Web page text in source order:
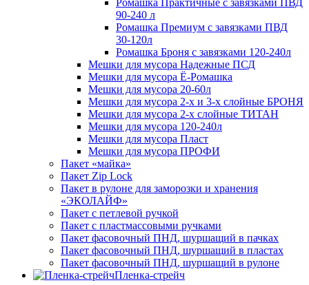
Ромашка Практичные с завязками ПВД
90-240 л
Ромашка Премиум с завязками ПВД
30-120л
Ромашка Броня с завязками 120-240л
Мешки для мусора Надежные ПСД
Мешки для мусора Ё-Ромашка
Мешки для мусора 20-60л
Мешки для мусора 2-х и 3-х слойные БРОНЯ
Мешки для мусора 2-х слойные ТИТАН
Мешки для мусора 120-240л
Мешки для мусора Пласт
Мешки для мусора ПРОФИ
Пакет «майка»
Пакет Zip Lock
Пакет в рулоне для заморозки и хранения
«ЭКОЛАЙФ»
Пакет с петлевой ручкой
Пакет с пластмассовыми ручками
Пакет фасовочный ПНД, шуршащий в пачках
Пакет фасовочный ПНД, шуршащий в пластах
Пакет фасовочный ПНД, шуршащий в рулоне
Пленка-стрейч